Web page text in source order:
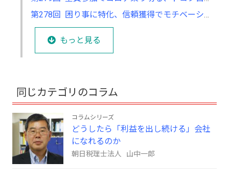
もっと見る
同じカテゴリのコラム
コラムシリーズ
どうしたら「利益を出し続ける」会社
になれるのか
朝日税理士法人 山中一郎